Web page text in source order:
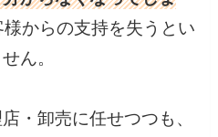
からの支持を失うとい
ん。
・卸売に任せつつも、